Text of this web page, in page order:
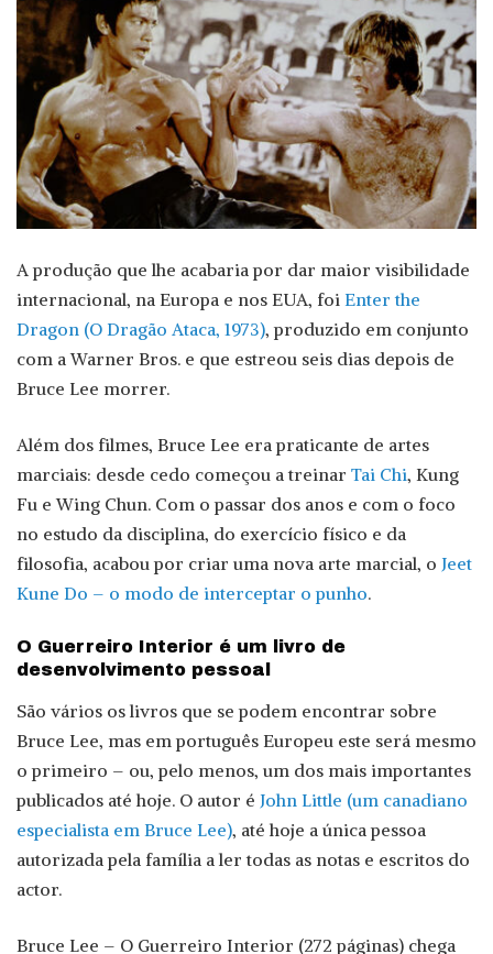
A produção que lhe acabaria por dar maior visibilidade
internacional, na Europa e nos EUA, foi Enter the
Dragon (O Dragão Ataca, 1973), produzido em conjunto
com a Warner Bros. e que estreou seis dias depois de
Bruce Lee morrer.
Além dos filmes, Bruce Lee era praticante de artes
marciais: desde cedo começou a treinar Tai Chi, Kung
Fu e Wing Chun. Com o passar dos anos e com o foco
no estudo da disciplina, do exercício físico e da
filosofia, acabou por criar uma nova arte marcial, o Jeet
Kune Do – o modo de interceptar o punho.
O Guerreiro Interior é um livro de
desenvolvimento pessoal
São vários os livros que se podem encontrar sobre
Bruce Lee, mas em português Europeu este será mesmo
o primeiro – ou, pelo menos, um dos mais importantes
publicados até hoje. O autor é John Little (um canadiano
especialista em Bruce Lee), até hoje a única pessoa
autorizada pela família a ler todas as notas e escritos do
actor.
Bruce Lee – O Guerreiro Interior (272 páginas) chega